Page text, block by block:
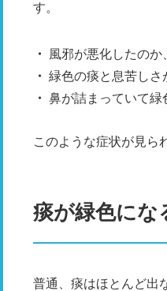
す。
風邪が悪化したの
緑色の痰と息苦しさ
鼻が詰まっていて緑
このような症状が見ら
痰が緑色にな
普通、痰はほとんど出